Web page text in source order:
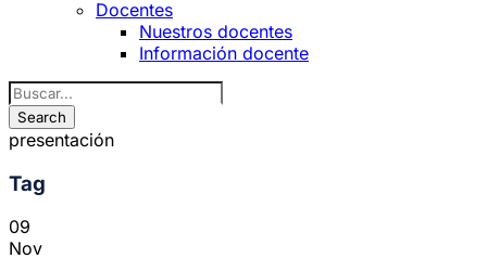
Docentes
Nuestros docentes
Información docente
presentación
Tag
09
Nov